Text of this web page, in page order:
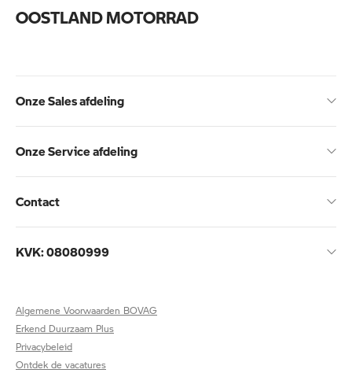
OOSTLAND MOTORRAD
Onze Sales afdeling
Onze Service afdeling
Contact
KVK: 08080999
Algemene Voorwaarden BOVAG
Erkend Duurzaam Plus
Privacybeleid
Ontdek de vacatures